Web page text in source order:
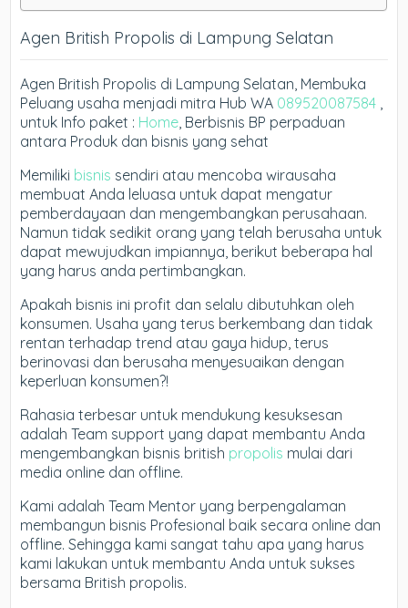
Agen British Propolis di Lampung Selatan
Agen British Propolis di Lampung Selatan, Membuka
Peluang usaha menjadi mitra Hub WA 089520087584 ,
untuk Info paket : Home, Berbisnis BP perpaduan
antara Produk dan bisnis yang sehat
Memiliki bisnis sendiri atau mencoba wirausaha
membuat Anda leluasa untuk dapat mengatur
pemberdayaan dan mengembangkan perusahaan.
Namun tidak sedikit orang yang telah berusaha untuk
dapat mewujudkan impiannya, berikut beberapa hal
yang harus anda pertimbangkan.
Apakah bisnis ini profit dan selalu dibutuhkan oleh
konsumen. Usaha yang terus berkembang dan tidak
rentan terhadap trend atau gaya hidup, terus
berinovasi dan berusaha menyesuaikan dengan
keperluan konsumen?!
Rahasia terbesar untuk mendukung kesuksesan
adalah Team support yang dapat membantu Anda
mengembangkan bisnis british propolis mulai dari
media online dan offline.
Kami adalah Team Mentor yang berpengalaman
membangun bisnis Profesional baik secara online dan
offline. Sehingga kami sangat tahu apa yang harus
kami lakukan untuk membantu Anda untuk sukses
bersama British propolis.